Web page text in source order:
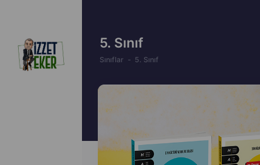
5. Sınıf
Sınıflar 5. Sınıf